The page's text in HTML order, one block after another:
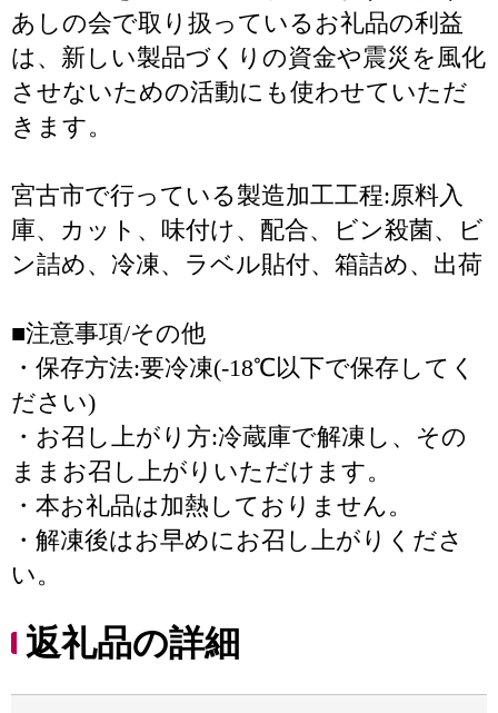
あしの会で取り扱っているお礼品の利益
は、新しい製品づくりの資金や震災を風化
させないための活動にも使わせていただ
きます。
宮古市で行っている製造加工工程:原料入
庫、カット、味付け、配合、ビン殺菌、ビ
ン詰め、冷凍、ラベル貼付、箱詰め、出荷
■注意事項/その他
・保存方法:要冷凍(-18℃以下で保存してく
ださい)
・お召し上がり方:冷蔵庫で解凍し、その
ままお召し上がりいただけます。
・本お礼品は加熱しておりません。
・解凍後はお早めにお召し上がりくださ
い。
返礼品の詳細